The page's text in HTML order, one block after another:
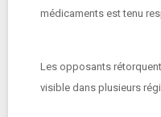
médicaments est tenu
Les opposants
visible dans plusieurs